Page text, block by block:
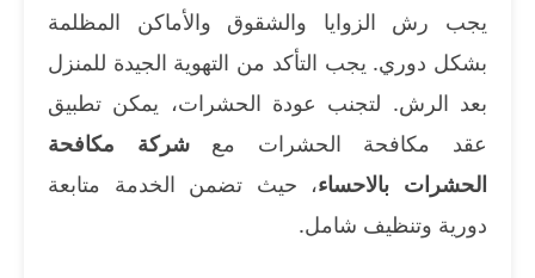
يجب رش الزوايا والشقوق والأماكن المظلمة
بشكل دوري. يجب التأكد من التهوية الجيدة للمنزل
بعد الرش. لتجنب عودة الحشرات، يمكن تطبيق
عقد مكافحة الحشرات معشركة
مكافحة
الحشرات بالاحساء، حيث تضمن الخدمة متابعة
دورية وتنظيف شامل.